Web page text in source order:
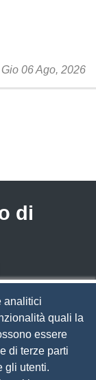
Gio 06 Ago, 2026
di
analitici
quali la
essere
di terze parti
gli utenti.